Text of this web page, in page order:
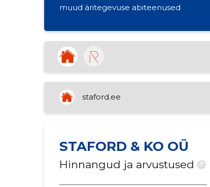
muud äritegevuse abiteenused
staford.ee
STAFORD & KO OÜ
Hinnangud ja arvustused ?